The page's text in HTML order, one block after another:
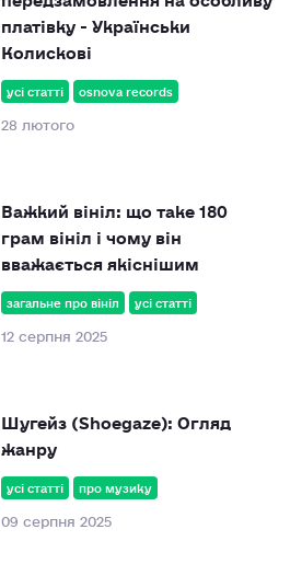
усі статті osnova records
28 лютого
платівку - Українськи
Колискові
загальне про вініл усі статті
12 серпня 2025
Важкий вініл: що таке 180
грам вініл і чому він
вважається якіснішим
усі статті про музику
09 серпня 2025
Шугейз (Shoegaze): Огляд
жанру